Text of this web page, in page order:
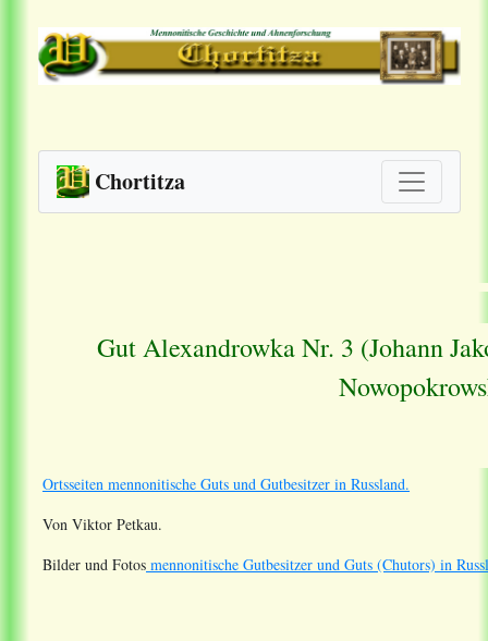
Chortitza
Gut Alexandrowka Nr. 3 (Johann
Ortsseiten mennonitische Guts und Gutbesitzer in Russland.
Von Viktor Petkau.
Bilder und Fotos mennonitische Gutbesitzer und Guts (Chutors) in